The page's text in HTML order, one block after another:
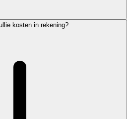
kosten in rekening?